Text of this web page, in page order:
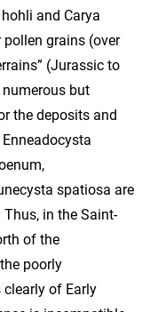
and Carya
grains (over
(Jurassic to
numerous but
the deposits and
spatiosa are
in the Saint-
of the
poorly
clearly of Early